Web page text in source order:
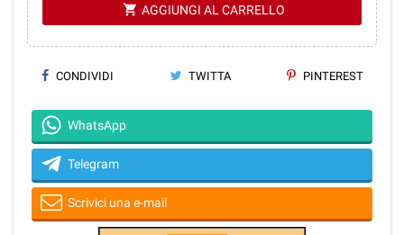
shopping_cart AGGIUNGI AL CARRELLO
CONDIVIDI TWITTA PINTEREST
WhatsApp
Telegram
Scrivici una e-mail